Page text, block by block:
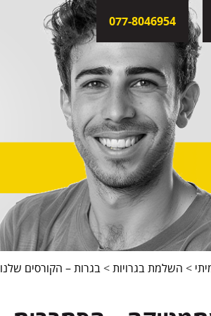
077-8046954
> השלמת בגרויות>בגרות – הקורסים שלנו